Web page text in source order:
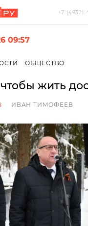
+7 (4932)
09:57
ОБЩЕСТВО
жить
ИВАН ТИМОФЕЕВ